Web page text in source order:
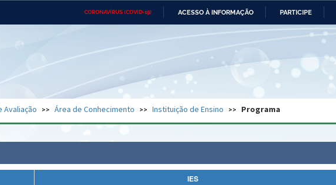
CORONAVÍRUS (COVID-19) ACESSO À INFORMAÇÃO PARTICIPE
Ministério das Relações Ministério da Economia
Ministério do Desenvolvimento
Regional e dos Direitos Humanos
Advocacia-Geral da União Banco Central do Brasil Planalto
Avaliação Área de Conhecimento Instituição de Ensino Programa
IES